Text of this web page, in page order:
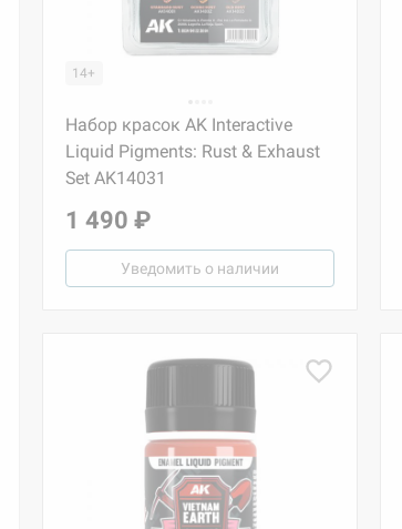
14+
Набор красок AK Interactive
Liquid Pigments: Rust & Exhaust
Set AK14031
1 490 ₽
Уведомить о наличии